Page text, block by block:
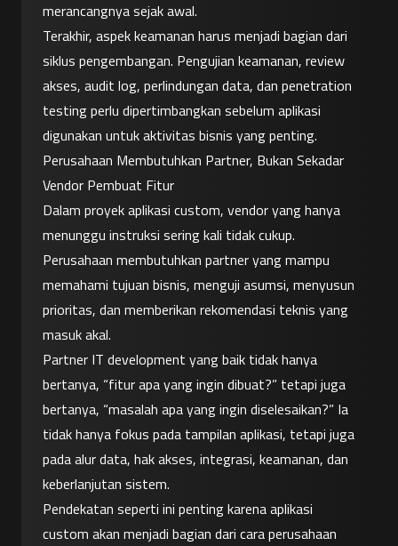
merancangnya sejak awal.
Terakhir, aspek keamanan harus menjadi bagian dari
siklus pengembangan. Pengujian keamanan, review
akses, audit log, perlindungan data, dan penetration
testing perlu dipertimbangkan sebelum aplikasi
digunakan untuk aktivitas bisnis yang penting.
Perusahaan Membutuhkan Partner, Bukan Sekadar
Vendor Pembuat Fitur
Dalam proyek aplikasi custom, vendor yang hanya
menunggu instruksi sering kali tidak cukup.
Perusahaan membutuhkan partner yang mampu
memahami tujuan bisnis, menguji asumsi, menyusun
prioritas, dan memberikan rekomendasi teknis yang
masuk akal.
Partner IT development yang baik tidak hanya
bertanya, “fitur apa yang ingin dibuat?” tetapi juga
bertanya, “masalah apa yang ingin diselesaikan?” Ia
tidak hanya fokus pada tampilan aplikasi, tetapi juga
pada alur data, hak akses, integrasi, keamanan, dan
keberlanjutan sistem.
Pendekatan seperti ini penting karena aplikasi
custom akan menjadi bagian dari cara perusahaan